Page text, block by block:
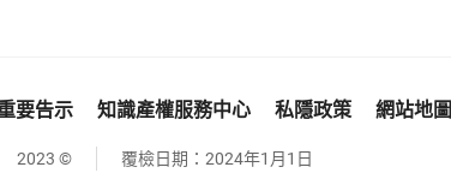
要告示 知識產權服務中心 私隱政策 網站地圖
2023 © 覆檢日期： 2024年1月1日